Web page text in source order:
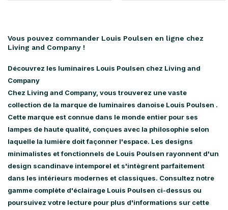
Vous pouvez commander Louis Poulsen en ligne chez
Living and Company !
Découvrez les luminaires Louis Poulsen chez Living and
Company
Chez Living and Company, vous trouverez une vaste
collection de la marque de luminaires danoise Louis Poulsen .
Cette marque est connue dans le monde entier pour ses
lampes de haute qualité, conçues avec la philosophie selon
laquelle la lumière doit façonner l'espace. Les designs
minimalistes et fonctionnels de Louis Poulsen rayonnent d'un
design scandinave intemporel et s'intègrent parfaitement
dans les intérieurs modernes et classiques. Consultez notre
gamme complète d'éclairage Louis Poulsen ci-dessus ou
poursuivez votre lecture pour plus d'informations sur cette